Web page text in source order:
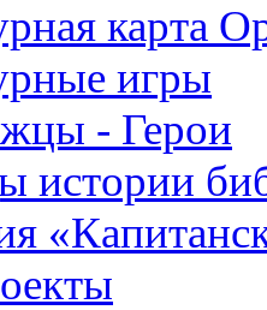
карта
игры
- Герои
истории